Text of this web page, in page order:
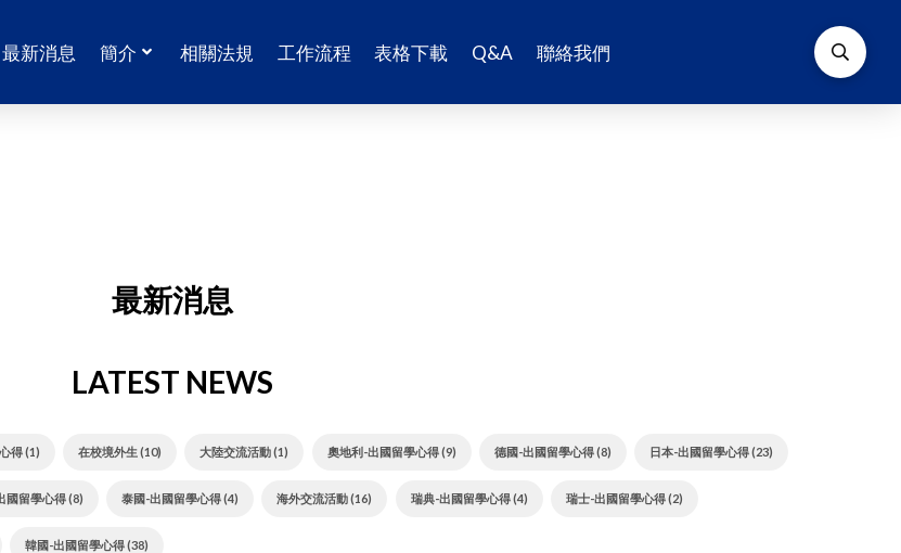
最新消息 簡介 相關法規 工作流程 表格下載 Q&A 聯絡我們
最新消息
LATEST NEWS
得 (1) 在校境外生 (10) 大陸交流活動 (1) 奧地利-出國留學心得 (9) 德國-出國留學心得 (8) 日本-出國留學心得 (23)
國留學心得 (8) 泰國-出國留學心得 (4) 海外交流活動 (16) 瑞典-出國留學心得 (4) 瑞士-出國留學心得 (2)
韓國-出國留學心得 (38)